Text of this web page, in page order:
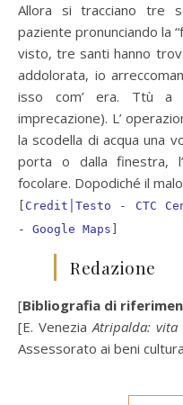
Allora si tracciano tre
paziente pronunciando la
visto, tre santi hanno
addolorata, io
isso com’ era. Ttù a
imprecazione). L’
la scodella di acqua una
porta o dalla finestra,
focolare. Dopodiché il
Credit│Testo - CTC
- Google Maps
Redazione
[Bibliografia di
[E. VeneziaAtripalda: vita
Assessorato ai beni